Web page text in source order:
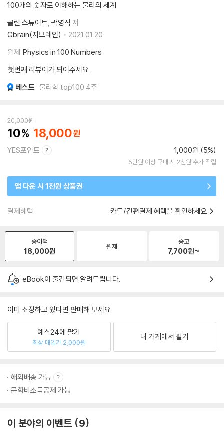
100개의 숫자로 이해하는 물리의 세계
콜린 스튜어트 곽영직 저
Gbrain(지브레인)
2021.01.20.
원제 Physics in 100 Numbers
첫번째 리뷰어가 되어주세요
베스트 물리학 top100 4주
20,000원
10 18,000
YES포인트 1,000원 (5%)
5만원 이상 구매 시 2천원 추가 적립
앱 다운 시 1천원 상품권
결제혜택 카드/간편결제 혜택을 확인하세요
종이책
18,000원 원제
중고
7,700원~
eBook이 출간되면 알려드립니다.
이미 소장하고 있다면 판매해 보세요.
예스24에 팔기
최상 매입가 2,000원
내 가게에서 팔기
해외배송 가능
문화비소득공제 가능
이 분야의 이벤트 9